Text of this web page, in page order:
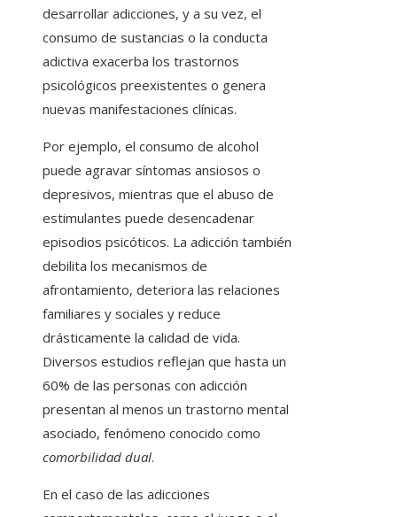
desarrollar adicciones, y a su vez, el
consumo de sustancias o la conducta
adictiva exacerba los trastornos
psicológicos preexistentes o genera
nuevas manifestaciones clínicas.
Por ejemplo, el consumo de alcohol
puede agravar síntomas ansiosos o
depresivos, mientras que el abuso de
estimulantes puede desencadenar
episodios psicóticos. La adicción también
debilita los mecanismos de
afrontamiento, deteriora las relaciones
familiares y sociales y reduce
drásticamente la calidad de vida.
Diversos estudios reflejan que hasta un
60% de las personas con adicción
presentan al menos un trastorno mental
asociado, fenómeno conocido como
comorbilidad dual.
En el caso de las adicciones